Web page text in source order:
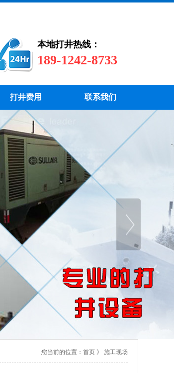
本地打井热线：
189-1242-8733
打井费用 联系我们
您当前的位置： 首页》 施工现场